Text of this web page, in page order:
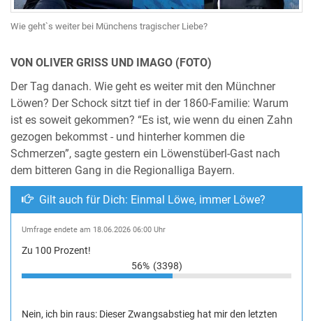
Wie geht`s weiter bei Münchens tragischer Liebe?
VON OLIVER GRISS UND IMAGO (FOTO)
Der Tag danach. Wie geht es weiter mit den Münchner
Löwen? Der Schock sitzt tief in der 1860-Familie: Warum
ist es soweit gekommen? “Es ist, wie wenn du einen Zahn
gezogen bekommst - und hinterher kommen die
Schmerzen”, sagte gestern ein Löwenstüberl-Gast nach
dem bitteren Gang in die Regionalliga Bayern.
Gilt auch für Dich: Einmal Löwe, immer Löwe?
Umfrage endete am 18.06.2026 06:00 Uhr
Zu 100 Prozent!
56% (3398)
Nein, ich bin raus: Dieser Zwangsabstieg hat mir den letzten